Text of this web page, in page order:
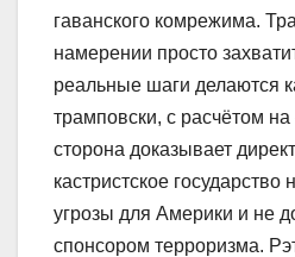
гаванского комрежима.
намерении просто
реальные шаги делаются
трамповски, с расчётом на
сторона доказывает
кастристское государство
угрозы для Америки и не
спонсором терроризма.